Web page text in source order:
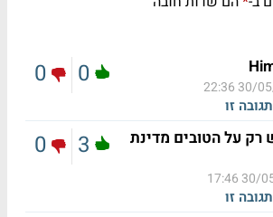
30/05/
זו
0
0
רק על הטובים מדינת
30/05/
זו
3
0